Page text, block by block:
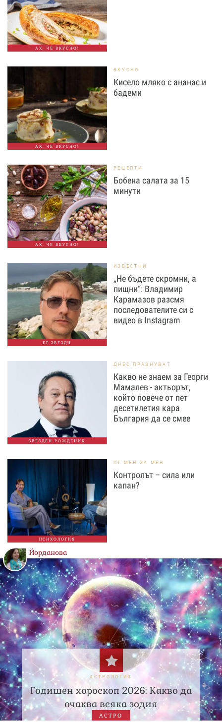
АХ, ЧЕ ВКУСНО!
АХ, ЧЕ ВКУСНО!
ВКУСНО
Кисело мляко с ананас и
бадеми
АХ, ЧЕ ВКУСНО!
РЕЦЕПТИ
Бобена салата за 15
минути
БГ ЗВЕЗДИ
ИЗВЕСТНИ
„Не бъдете скромни, а
пищни“: Владимир
Карамазов разсмя
последователите си с
видео в Instagram
ЗВЕЗДЕН РОЖДЕНИК
ДНЕС ПРАЗНУВАТ
Какво не знаем за Георги
Мамалев - актьорът,
който повече от пет
десетилетия кара
България да се смее
ПСИХОЛОГИЯ
ОТ МЕН ЗА МЕН
Контролът – сила или
капан?
Йорданова
АСТРОЛОГИЯ
Годишен хороскоп 2026: Какво да
очаква всяка зодия
АСТРО